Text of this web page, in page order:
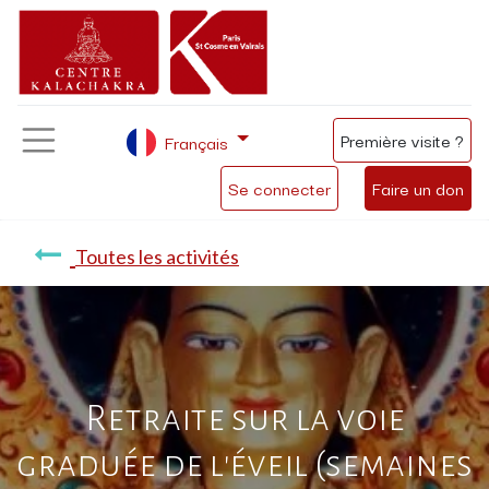
Se connecter Faire un don
Français Première visite ?
Toutes les activités
Retraite sur la voie
graduée de l'éveil (semaines